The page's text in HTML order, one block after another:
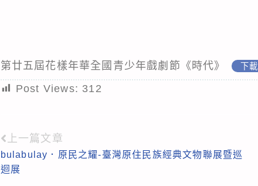
第廿五屆花樣年華全國青少年戲劇節《時代》 下載
Post Views: 312
Read
more
上一篇文章
bulabulay．原民之耀-臺灣原住民族經典文物聯展暨巡
迴展